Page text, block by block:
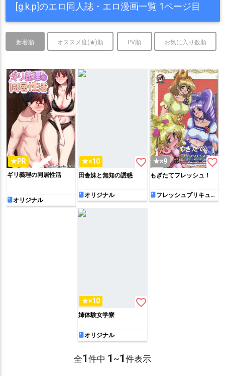
[g.k.p]のエロ同人誌・エロ漫画一覧 1ページ目
新着順 オススメ度(★)順 PV順 お気に入り数順
★PR
ギリ義理の同居性活
オリジナル
★×10 favorite_border
田舎妹と無知の誘惑
オリジナル
★×9 favorite_border
もぎたてフレッシュ！
フレッシュプリキュア!
★×10 favorite_border
姉体験女学寮
オリジナル
全1件中 1 ~1件表示